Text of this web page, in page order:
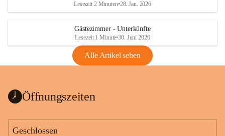
Lesezeit 2 Minuten•28. Jan. 2026
Gästezimmer - Unterkünfte
Lesezeit 1 Minute•30. Juni 2026
Alle Artikel sehen
Öffnungszeiten
Geschlossen